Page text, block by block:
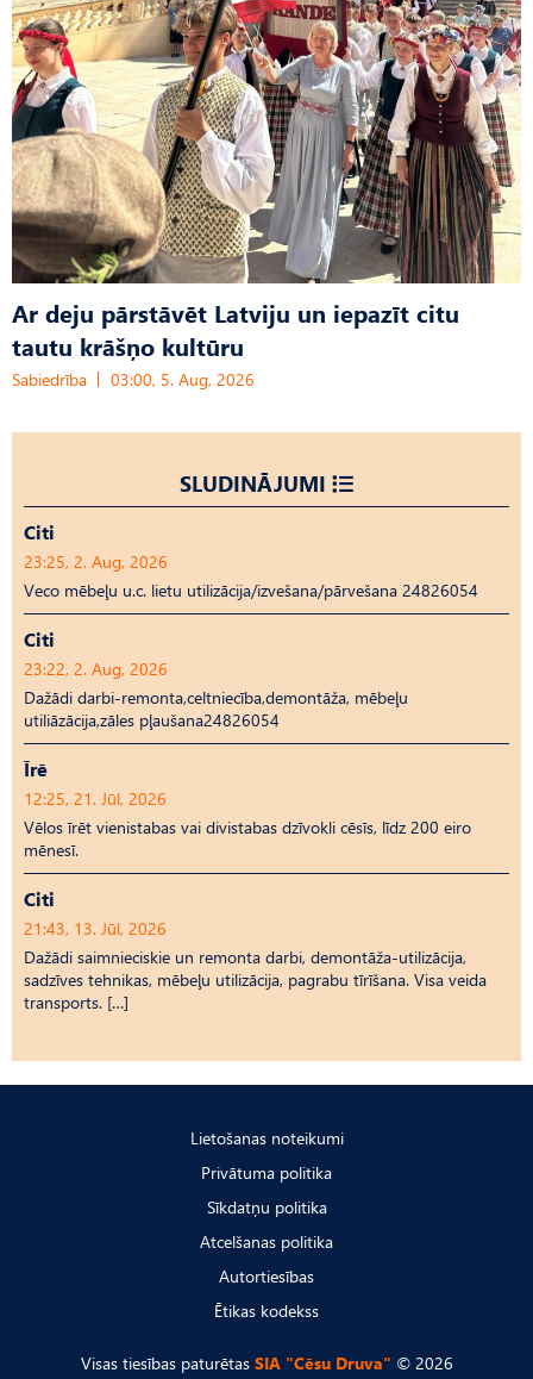
Ar deju pārstāvēt Latviju un iepazīt citu
tautu krāšņo kultūru
Sabiedrība 03:00, 5. Aug, 2026
SLUDINĀJUMI
Citi
23:25, 2. Aug, 2026
Veco mēbeļu u.c. lietu utilizācija/izvešana/pārvešana 24826054
Citi
23:22, 2. Aug, 2026
Dažādi darbi-remonta,celtniecība,demontāža, mēbeļu
utiliāzācija,zāles pļaušana24826054
Īrē
12:25, 21. Jūl, 2026
Vēlos īrēt vienistabas vai divistabas dzīvokli cēsīs, līdz 200 eiro
mēnesī.
Citi
21:43, 13. Jūl, 2026
Dažādi saimnieciskie un remonta darbi, demontāža-utilizācija,
sadzīves tehnikas, mēbeļu utilizācija, pagrabu tīrīšana. Visa veida
transports. […]
Lietošanas noteikumi
Privātuma politika
Sīkdatņu politika
Atcelšanas politika
Autortiesības
Ētikas kodekss
Visas tiesības paturētas SIA "Cēsu Druva" © 2026